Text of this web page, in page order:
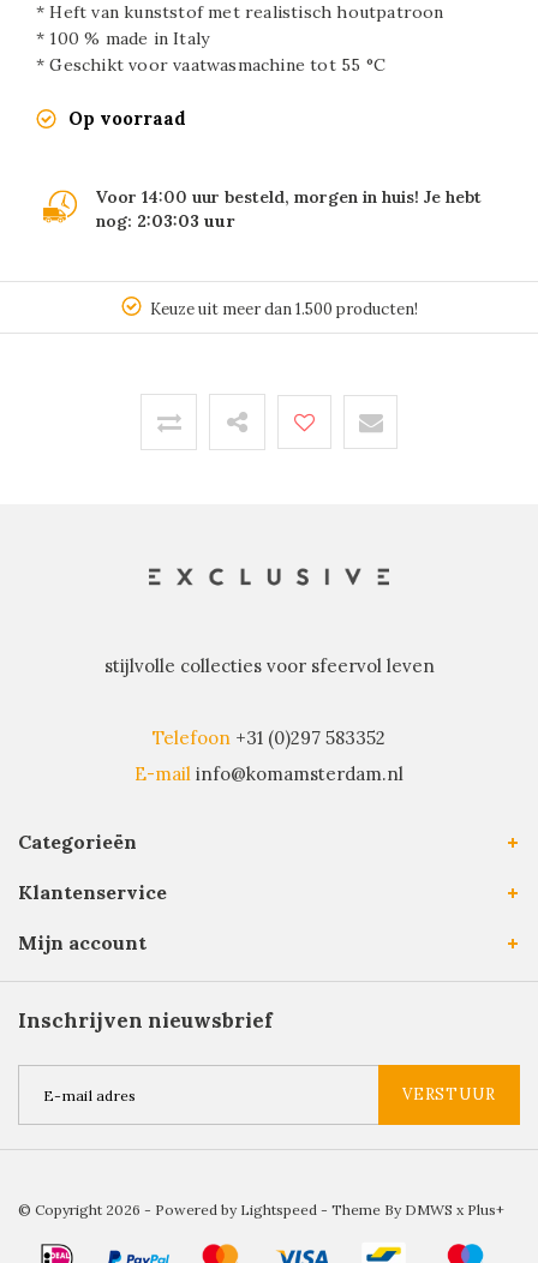
* Heft van kunststof met realistisch houtpatroon
* 100 % made in Italy
* Geschikt voor vaatwasmachine tot 55 °C
Op voorraad
Voor 14:00 uur besteld, morgen in huis! Je hebt
nog: 2:03:03 uur
Keuze uit meer dan 1.500 producten!
stijlvolle collecties voor sfeervol leven
Telefoon +31 (0)297 583352
E-mail info@komamsterdam.nl
Categorieën
Klantenservice
Mijn account
Inschrijven nieuwsbrief
VERSTUUR
© Copyright 2026 - Powered by Lightspeed - Theme By DMWS x Plus+